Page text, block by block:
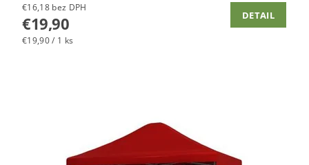
€16,18 bez DPH
€19,90
€19,90 / 1 ks
DETAIL